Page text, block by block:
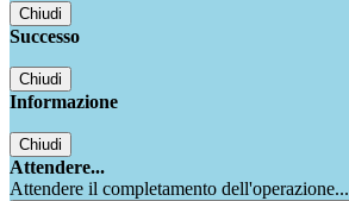
Chiudi
Successo
Chiudi
Informazione
Chiudi
Attendere...
Attendere il completamento dell'operazione...